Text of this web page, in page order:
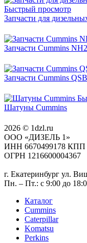
Быстрый просмотр
Запчасти для
Запчасти Cummins
Запчасти Cummins
Шатуны Cummins
2026 © 1dzl.ru
ООО «ДИЗЕЛЬ 1»
ИНН 6670499178 КПП
ОГРН 1216600004367
г. Екатеринбург ул.
Пн. – Пт.: с 9:00 до
Каталог
Cummins
Caterpillar
Komatsu
Perkins